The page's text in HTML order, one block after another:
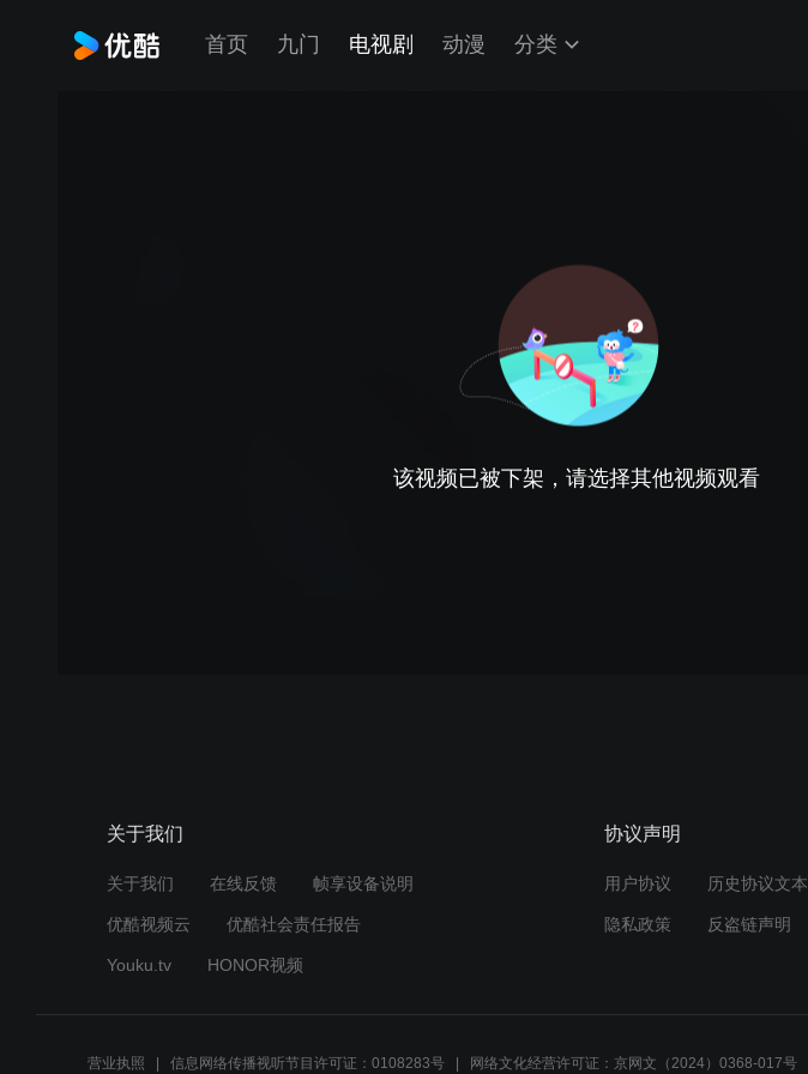
首页 九门 电视剧 动漫 分类
该视频已被下架，请选择其他视频观看
关于我们
关于我们 在线反馈 帧享设备说明
优酷视频云 优酷社会责任报告
Youku.tv HONOR视频
协议声明
用户协议 历史协议文本
隐私政策 反盗链声明
营业执照 信息网络传播视听节目许可证：0108283号 网络文化经营许可证：京网文（2024）0368-017号